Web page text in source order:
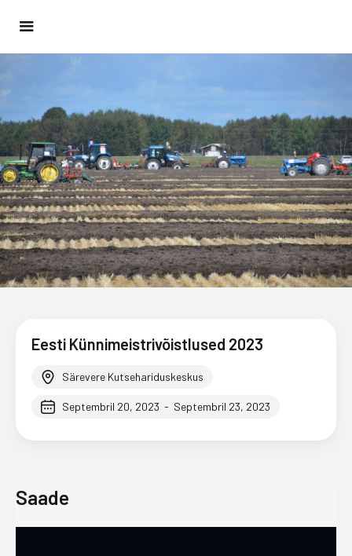
Eesti Künnimeistrivõistlused 2023
Särevere Kutsehariduskeskus
Septembril 20, 2023 - Septembril 23, 2023
Saade